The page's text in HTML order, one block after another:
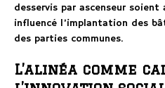
desservis par ascenseur
influencé l’implantation des
des parties communes.
L’alinéa comme